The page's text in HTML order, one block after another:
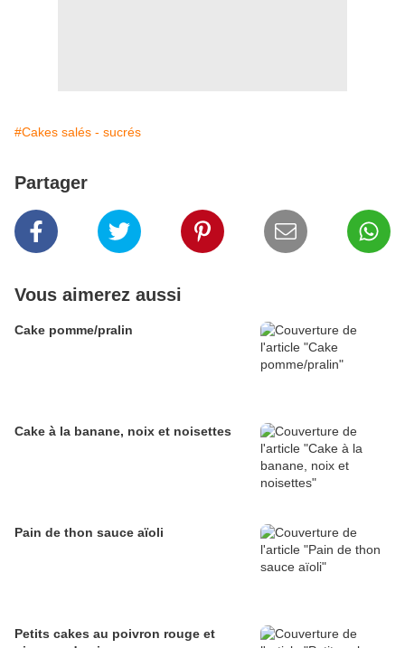
#Cakes salés - sucrés
Partager
Vous aimerez aussi
Cake pomme/pralin
Cake à la banane, noix et noisettes
Pain de thon sauce aïoli
Petits cakes au poivron rouge et